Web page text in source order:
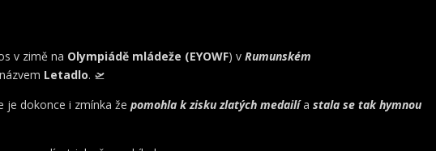
v zimě na Olympiádě mládeže (EYOWF) v Rumunském
Letadlo. 🛫
je dokonce i zmínka že pomohla k zisku zlatých medailía stala se tak hymnou